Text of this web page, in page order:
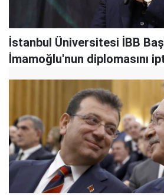
İstanbul Üniversitesi İBB
İmamoğlu'nun diplomasını